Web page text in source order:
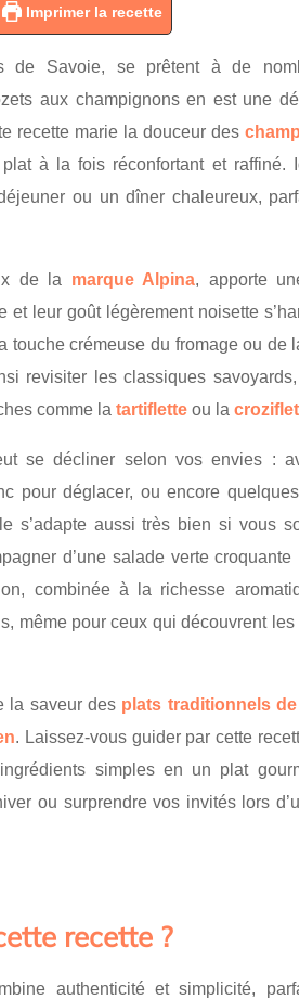
Imprimer la recette
de Savoie, se prêtent à de
aux champignons en est une
recette marie la douceur des
à la fois réconfortant et raffiné.
ou un dîner chaleureux,
de la marque Alpina, apporte
leur goût légèrement noisette
touche crémeuse du fromage ou de
revisiter les classiques
comme latartiflette ou la
se décliner selon vos envies :
pour déglacer, ou encore
s’adapte aussi très bien si vous
d’une salade verte croquante
combinée à la richesse
même pour ceux qui découvrent les
la saveur des plats traditionnels
. Laissez-vous guider par cette
simples en un plat
ou surprendre vos invités lors
recette ?
authenticité et simplicité,